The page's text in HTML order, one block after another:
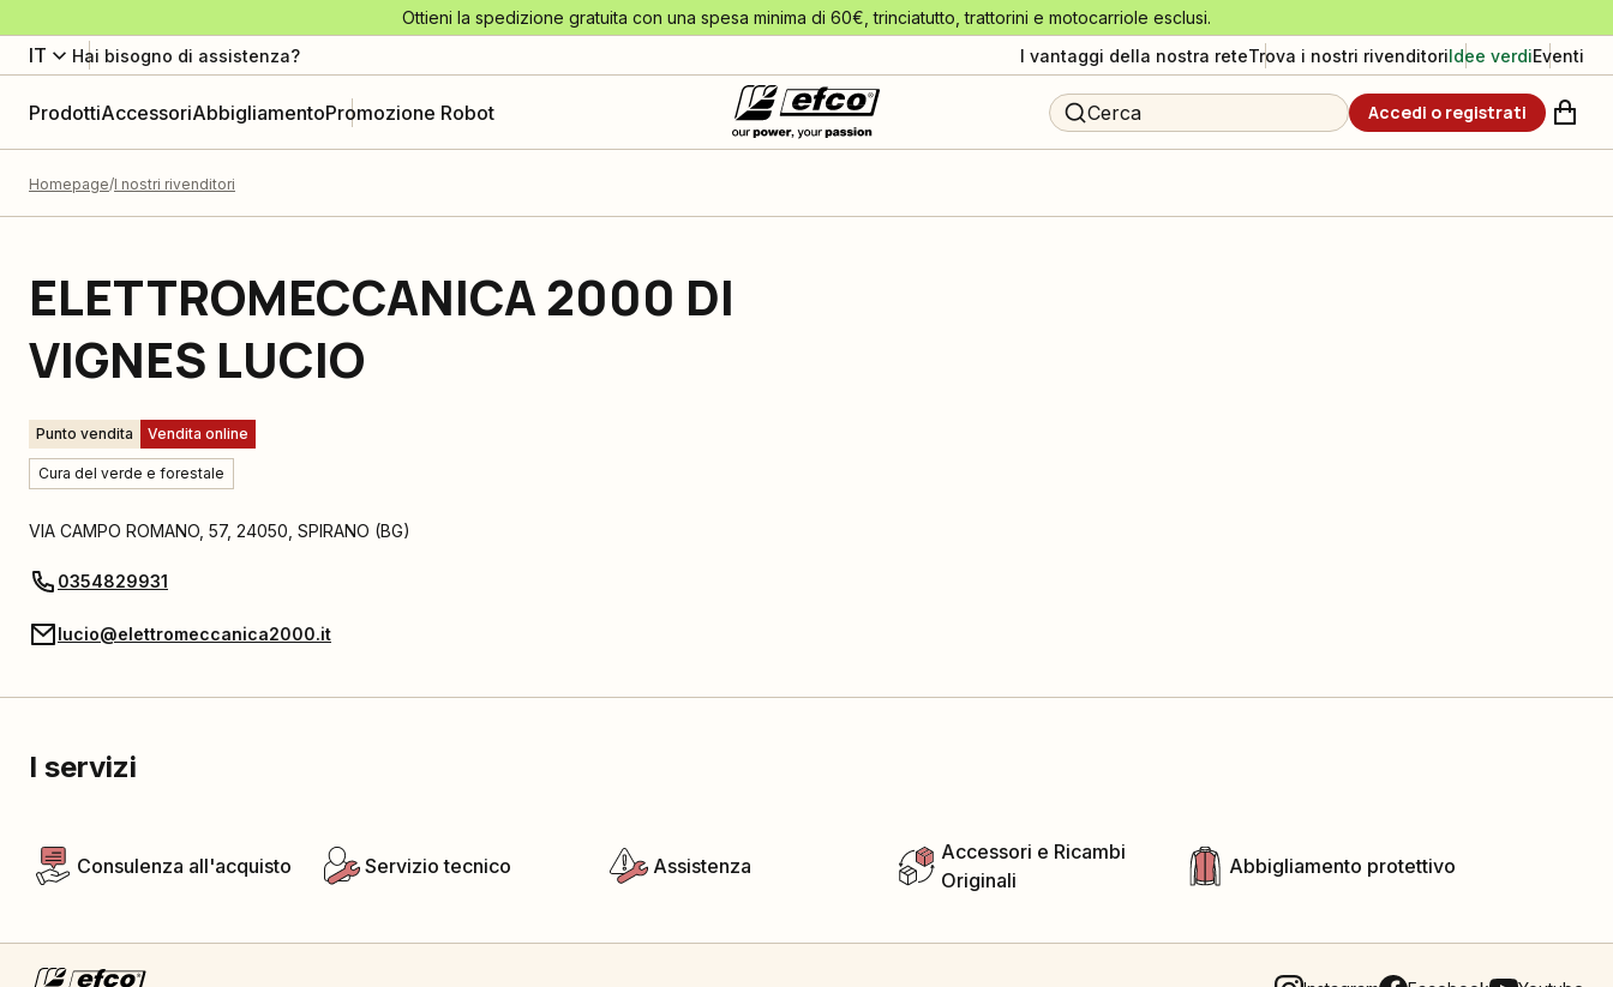
Ottieni la spedizione gratuita con una spesa minima di 60€, trinciatutto, trattorini e motocarriole esclusi.
IT Hai bisogno di assistenza? I vantaggi della nostra reteTrova i nostri rivenditoriIdee verdiEventi
ProdottiAccessoriAbbigliamentoPromozione Robot Cerca Accedi o registrati
Homepage I nostri rivenditori
ELETTROMECCANICA 2000 DI
VIGNES LUCIO
Punto vendita Vendita online
Cura del verde e forestale
VIA CAMPO ROMANO, 57, 24050 SPIRANO (BG)
0354829931
lucio@elettromeccanica2000.it
I servizi
Consulenza all'acquisto Servizio tecnico Assistenza
Accessori e Ricambi
Originali
Abbigliamento protettivo